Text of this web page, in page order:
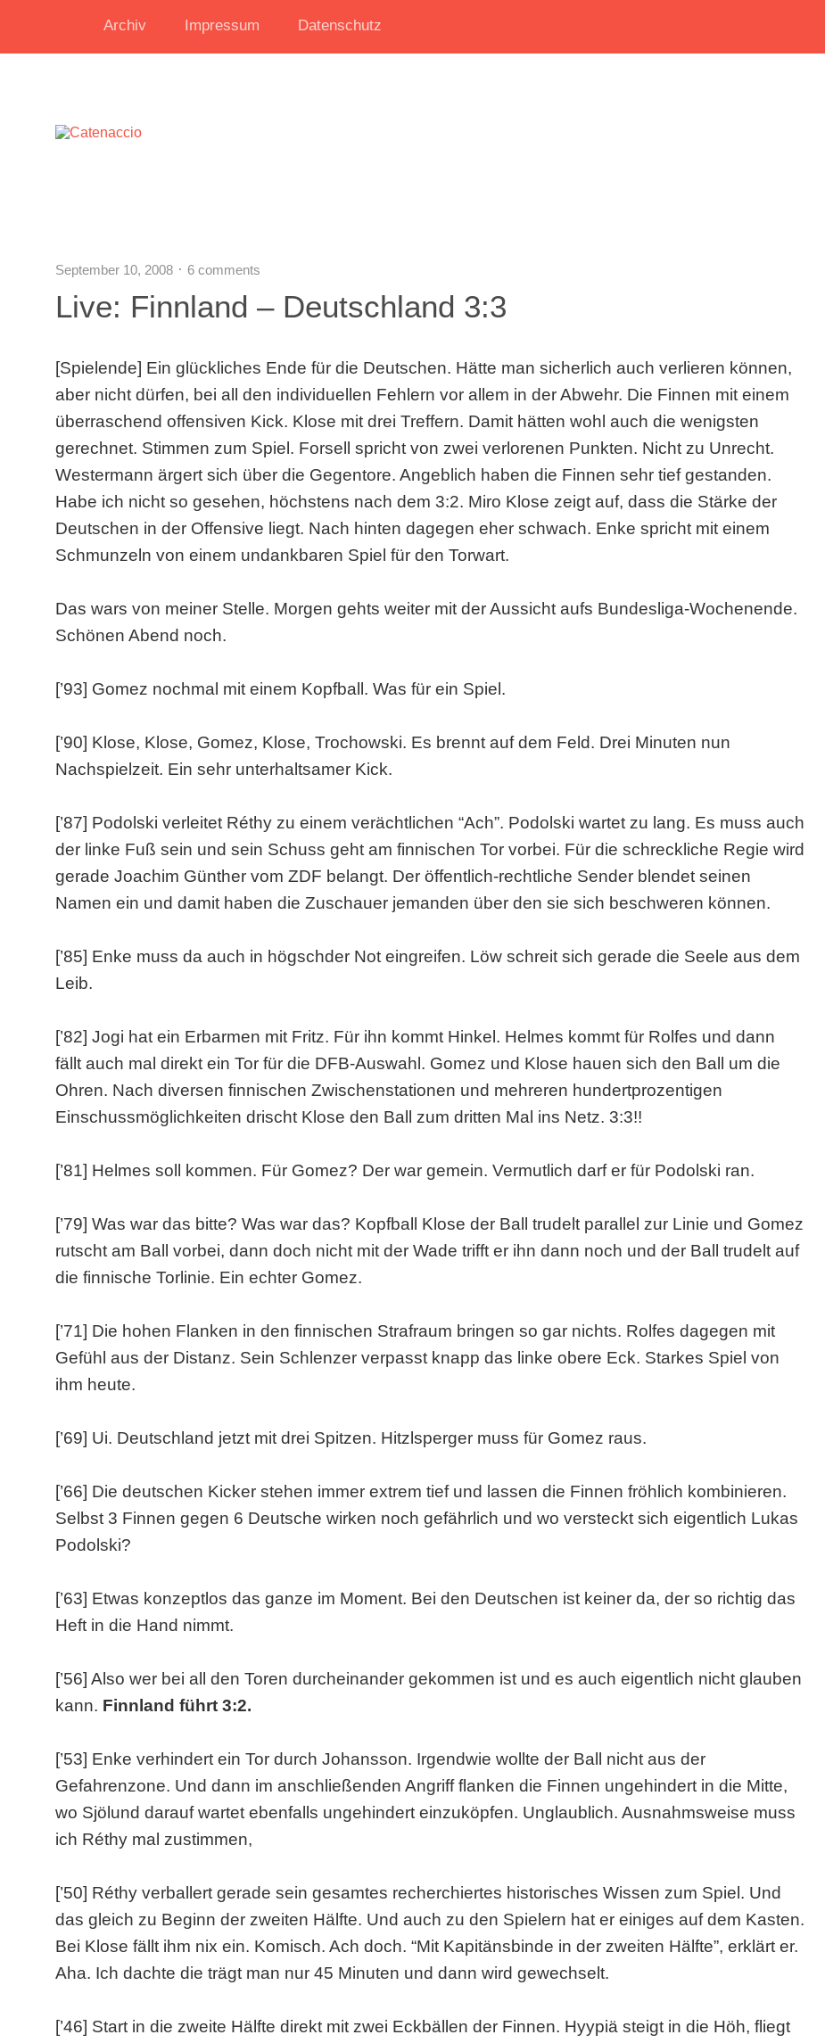
Archiv Impressum Datenschutz
September 10, 2008 6 comments
Live: Finnland – Deutschland 3:3
[Spielende] Ein glückliches Ende für die Deutschen. Hätte man sicherlich auch verlieren können,
aber nicht dürfen, bei all den individuellen Fehlern vor allem in der Abwehr. Die Finnen mit einem
überraschend offensiven Kick. Klose mit drei Treffern. Damit hätten wohl auch die wenigsten
gerechnet. Stimmen zum Spiel. Forsell spricht von zwei verlorenen Punkten. Nicht zu Unrecht.
Westermann ärgert sich über die Gegentore. Angeblich haben die Finnen sehr tief gestanden.
Habe ich nicht so gesehen, höchstens nach dem 3:2. Miro Klose zeigt auf, dass die Stärke der
Deutschen in der Offensive liegt. Nach hinten dagegen eher schwach. Enke spricht mit einem
Schmunzeln von einem undankbaren Spiel für den Torwart.
Das wars von meiner Stelle. Morgen gehts weiter mit der Aussicht aufs Bundesliga-Wochenende.
Schönen Abend noch.
[’93] Gomez nochmal mit einem Kopfball. Was für ein Spiel.
[’90] Klose, Klose, Gomez, Klose, Trochowski. Es brennt auf dem Feld. Drei Minuten nun
Nachspielzeit. Ein sehr unterhaltsamer Kick.
[’87] Podolski verleitet Réthy zu einem verächtlichen “Ach”. Podolski wartet zu lang. Es muss auch
der linke Fuß sein und sein Schuss geht am finnischen Tor vorbei. Für die schreckliche Regie wird
gerade Joachim Günther vom ZDF belangt. Der öffentlich-rechtliche Sender blendet seinen
Namen ein und damit haben die Zuschauer jemanden über den sie sich beschweren können.
[’85] Enke muss da auch in högschder Not eingreifen. Löw schreit sich gerade die Seele aus dem
Leib.
[’82] Jogi hat ein Erbarmen mit Fritz. Für ihn kommt Hinkel. Helmes kommt für Rolfes und dann
fällt auch mal direkt ein Tor für die DFB-Auswahl. Gomez und Klose hauen sich den Ball um die
Ohren. Nach diversen finnischen Zwischenstationen und mehreren hundertprozentigen
Einschussmöglichkeiten drischt Klose den Ball zum dritten Mal ins Netz. 3:3!!
[’81] Helmes soll kommen. Für Gomez? Der war gemein. Vermutlich darf er für Podolski ran.
[’79] Was war das bitte? Was war das? Kopfball Klose der Ball trudelt parallel zur Linie und Gomez
rutscht am Ball vorbei, dann doch nicht mit der Wade trifft er ihn dann noch und der Ball trudelt auf
die finnische Torlinie. Ein echter Gomez.
[’71] Die hohen Flanken in den finnischen Strafraum bringen so gar nichts. Rolfes dagegen mit
Gefühl aus der Distanz. Sein Schlenzer verpasst knapp das linke obere Eck. Starkes Spiel von
ihm heute.
[’69] Ui. Deutschland jetzt mit drei Spitzen. Hitzlsperger muss für Gomez raus.
[’66] Die deutschen Kicker stehen immer extrem tief und lassen die Finnen fröhlich kombinieren.
Selbst 3 Finnen gegen 6 Deutsche wirken noch gefährlich und wo versteckt sich eigentlich Lukas
Podolski?
[’63] Etwas konzeptlos das ganze im Moment. Bei den Deutschen ist keiner da, der so richtig das
Heft in die Hand nimmt.
[’56] Also wer bei all den Toren durcheinander gekommen ist und es auch eigentlich nicht glauben
kann. Finnland führt 3:2.
[’53] Enke verhindert ein Tor durch Johansson. Irgendwie wollte der Ball nicht aus der
Gefahrenzone. Und dann im anschließenden Angriff flanken die Finnen ungehindert in die Mitte,
wo Sjölund darauf wartet ebenfalls ungehindert einzuköpfen. Unglaublich. Ausnahmsweise muss
ich Réthy mal zustimmen,
[’50] Réthy verballert gerade sein gesamtes recherchiertes historisches Wissen zum Spiel. Und
das gleich zu Beginn der zweiten Hälfte. Und auch zu den Spielern hat er einiges auf dem Kasten.
Bei Klose fällt ihm nix ein. Komisch. Ach doch. “Mit Kapitänsbinde in der zweiten Hälfte”, erklärt er.
Aha. Ich dachte die trägt man nur 45 Minuten und dann wird gewechselt.
[’46] Start in die zweite Hälfte direkt mit zwei Eckbällen der Finnen. Hyypiä steigt in die Höh, fliegt